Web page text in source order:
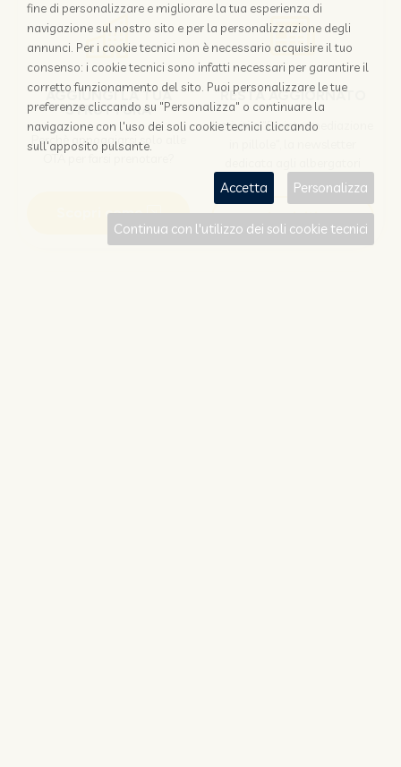
AGGIUNGI LA TUA
STRUTTURA
Perchè appoggiarsi solo alle
OTA per farsi prenotare?
Scopri come
RESTA AGGIORNATO
Iscriviti a "Disintermediazione
Iscriviti
fine di personalizzare e migliorare la tua esperienza di
navigazione sul nostro sito e per la personalizzazione degli
annunci. Per i cookie tecnici non è necessario acquisire il tuo
consenso: i cookie tecnici sono infatti necessari per garantire il
corretto funzionamento del sito. Puoi personalizzare le tue
preferenze cliccando su "Personalizza" o continuare la
navigazione con l'uso dei soli cookie tecnici cliccando
sull'apposito pulsante.
Accetta Personalizza
Continua con l'utilizzo dei soli cookie tecnici